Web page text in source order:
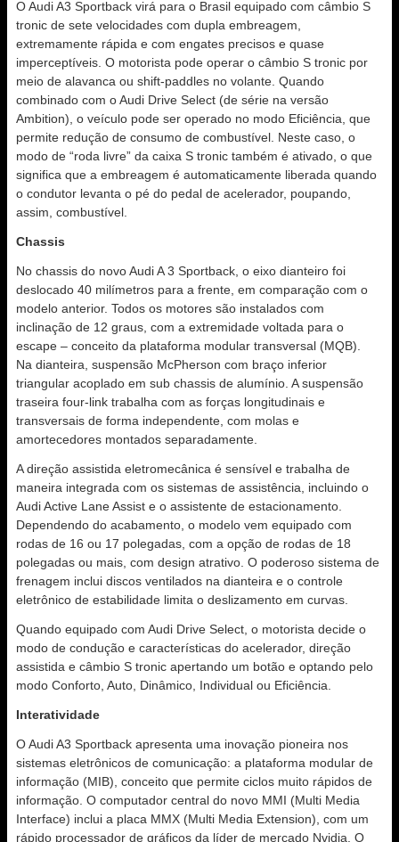
O Audi A3 Sportback virá para o Brasil equipado com câmbio S
tronic de sete velocidades com dupla embreagem,
extremamente rápida e com engates precisos e quase
imperceptíveis. O motorista pode operar o câmbio S tronic por
meio de alavanca ou shift-paddles no volante. Quando
combinado com o Audi Drive Select (de série na versão
Ambition), o veículo pode ser operado no modo Eficiência, que
permite redução de consumo de combustível. Neste caso, o
modo de “roda livre” da caixa S tronic também é ativado, o que
significa que a embreagem é automaticamente liberada quando
o condutor levanta o pé do pedal de acelerador, poupando,
assim, combustível.
Chassis
No chassis do novo Audi A 3 Sportback, o eixo dianteiro foi
deslocado 40 milímetros para a frente, em comparação com o
modelo anterior. Todos os motores são instalados com
inclinação de 12 graus, com a extremidade voltada para o
escape – conceito da plataforma modular transversal (MQB).
Na dianteira, suspensão McPherson com braço inferior
triangular acoplado em sub chassis de alumínio. A suspensão
traseira four-link trabalha com as forças longitudinais e
transversais de forma independente, com molas e
amortecedores montados separadamente.
A direção assistida eletromecânica é sensível e trabalha de
maneira integrada com os sistemas de assistência, incluindo o
Audi Active Lane Assist e o assistente de estacionamento.
Dependendo do acabamento, o modelo vem equipado com
rodas de 16 ou 17 polegadas, com a opção de rodas de 18
polegadas ou mais, com design atrativo. O poderoso sistema de
frenagem inclui discos ventilados na dianteira e o controle
eletrônico de estabilidade limita o deslizamento em curvas.
Quando equipado com Audi Drive Select, o motorista decide o
modo de condução e características do acelerador, direção
assistida e câmbio S tronic apertando um botão e optando pelo
modo Conforto, Auto, Dinâmico, Individual ou Eficiência.
Interatividade
O Audi A3 Sportback apresenta uma inovação pioneira nos
sistemas eletrônicos de comunicação: a plataforma modular de
informação (MIB), conceito que permite ciclos muito rápidos de
informação. O computador central do novo MMI (Multi Media
Interface) inclui a placa MMX (Multi Media Extension), com um
rápido processador de gráficos da líder de mercado Nvidia. O